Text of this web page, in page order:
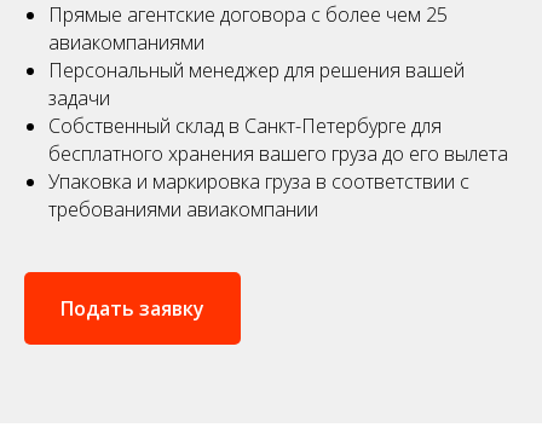
Прямые агентские договора с более чем 25
авиакомпаниями
Персональный менеджер для решения вашей
задачи
Собственный склад в Санкт-Петербурге для
бесплатного хранения вашего груза до его вылета
Упаковка и маркировка груза в соответствии с
требованиями авиакомпании
Подать заявку